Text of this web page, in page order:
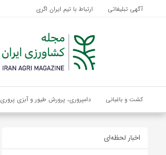
آگهی تبلیغاتی ارتباط با تیم ایران اگری
کشت و باغبانی دامپروری، پرورش طیور و آبزی پروری
اخبار لحظه‌ای